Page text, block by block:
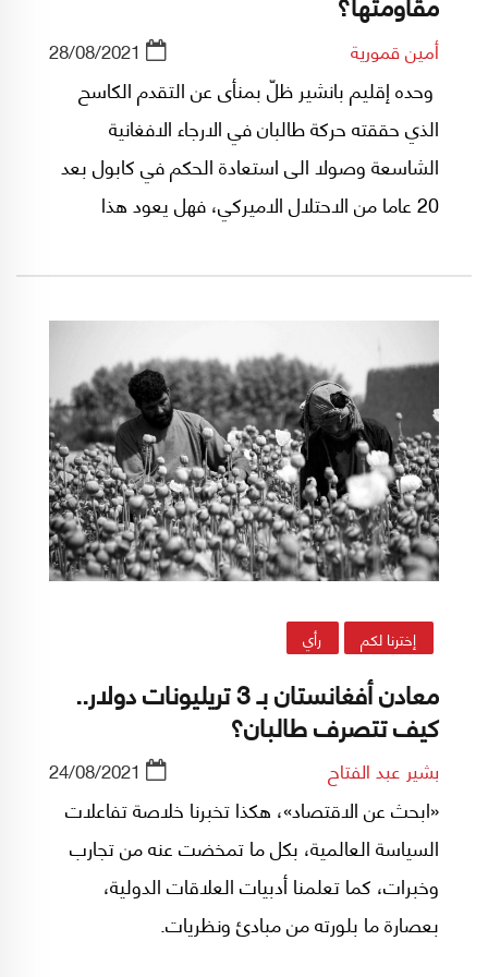
أمين قمورية 28/08/2021
وحده إقليم بانشير ظلّ بمنأى عن التقدم الكاسح
الذي حققته حركة طالبان في الارجاء الافغانية
الشاسعة وصولا الى استعادة الحكم في كابول بعد
20 عاما من الاحتلال الاميركي، فهل يعود هذا
الاسلامية التي بعثت من جديد، مثلما كان عصياً على
السوفيات والانكليزوالفرنسيين الذين تعاقبوا على
غزو هذه البلاد؟
إخترنا لكم رأي
معادن أفغانستان بـ 3 تريليونات دولار..
كيف تتصرف طالبان؟
بشير عبد الفتاح 24/08/2021
«ابحث عن الاقتصاد»، هكذا تخبرنا خلاصة تفاعلات
السياسة العالمية، بكل ما تمخضت عنه من تجارب
وخبرات، كما تعلمنا أدبيات العلاقات الدولية،
بعصارة ما بلورته من مبادئ ونظريات.